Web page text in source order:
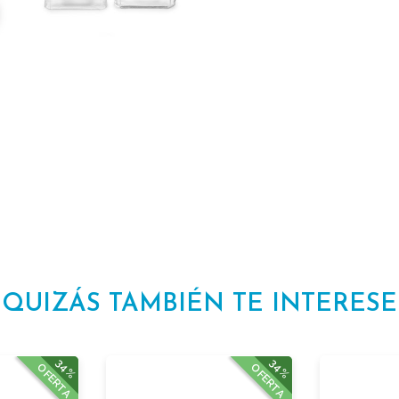
QUIZÁS TAMBIÉN TE INTERESE
34%
OFERTA 34%
OFERTA